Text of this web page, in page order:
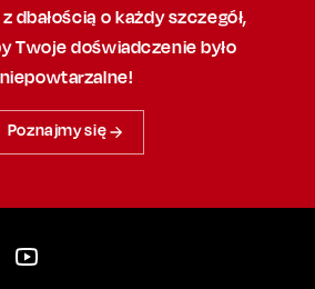
z dbałością o każdy szczegół,
Twoje doświadczenie było
niepowtarzalne!
Poznajmy się